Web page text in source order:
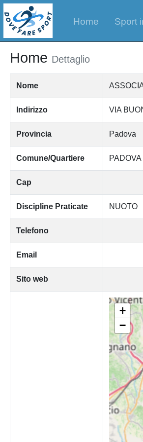
Home Sport
Home Dettaglio
Nome
Indirizzo VIA
Provincia Padova
Comune/Quartiere PADOVA
Cap
Discipline Praticate NUOTO
Telefono
Email
Sito web
+
−